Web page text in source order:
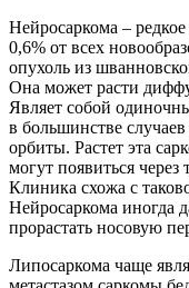
Нейросаркома – редкое
0,6% от всех
опухоль из
Она может расти
Являет собой
в большинстве
орбиты. Растет эта
могут появиться через
Клиника схожа с
Нейросаркома иногда
прорастать носовую
Липосаркома чаще